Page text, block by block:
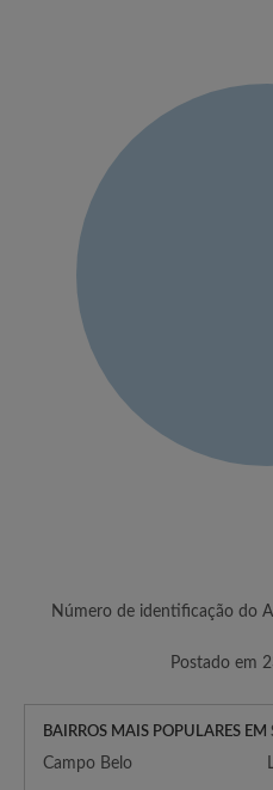
Número de identificação do
Postado em
BAIRROS MAIS POPULARES EM
Campo Belo